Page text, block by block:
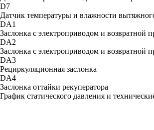
D7
Датчик температуры и влажности
DA1
Заслонка с электроприводом и возвратной
DA2
Заслонка с электроприводом и возвратной
DA3
Рециркуляционная заслонка
DА4
Заслонка оттайки рекуператора
График статического давления и